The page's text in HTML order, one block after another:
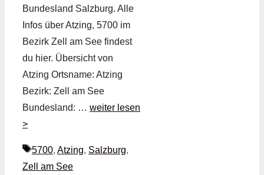
Bundesland Salzburg. Alle
Infos über Atzing, 5700 im
Bezirk Zell am See findest
du hier. Übersicht von
Atzing Ortsname: Atzing
Bezirk: Zell am See
Bundesland: … weiter lesen
>
Schlagwörter
5700, Atzing, Salzburg,
Zell am See